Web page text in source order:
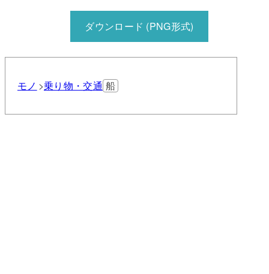
ダウンロード (PNG形式)
モノ 乗り物・交通 船